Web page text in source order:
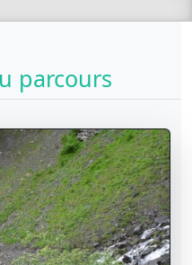
parcours